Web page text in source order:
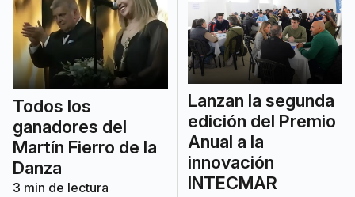
Todos los
ganadores del
Martín Fierro de la
Danza
3 min de lectura
Lanzan la segunda
edición del Premio
Anual a la
innovación
INTECMAR